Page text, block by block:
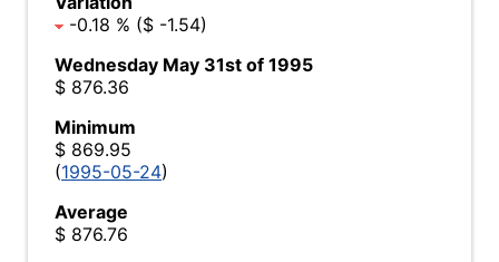
-0.18 % ($ -1.54)
Wednesday May 31st of 1995
$ 876.36
Minimum
$ 869.95
(1995-05-24)
Average
$ 876.76